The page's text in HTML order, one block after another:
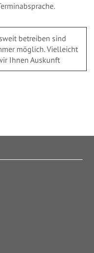
betreiben sind
möglich. Vielleicht
Ihnen Auskunft